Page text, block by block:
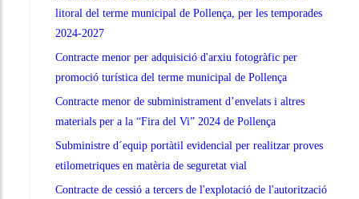
litoral del terme municipal de Pollença, per les temporades
2024-2027
Contracte menor per adquisició d'arxiu fotogràfic per
promoció turística del terme municipal de Pollença
Contracte menor de subministrament d’envelats i altres
materials per a la “Fira del Vi” 2024 de Pollença
Subministre d´equip portàtil evidencial per realitzar proves
etilometriques en matèria de seguretat vial
Contracte de cessió a tercers de l'explotació de l'autorització